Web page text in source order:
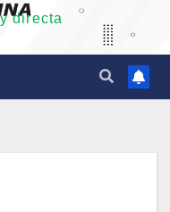
directa